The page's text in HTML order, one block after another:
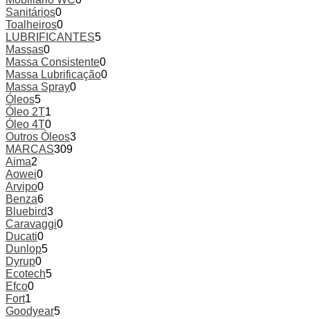
Sanitários0
Toalheiros0
LUBRIFICANTES5
Massas0
Massa Consistente0
Massa Lubrificação0
Massa Spray0
Óleos5
Óleo 2T1
Óleo 4T0
Outros Óleos3
MARCAS309
Aima2
Aowei0
Arvipo0
Benza6
Bluebird3
Caravaggi0
Ducati0
Dunlop5
Dyrup0
Ecotech5
Efco0
Fort1
Goodyear5